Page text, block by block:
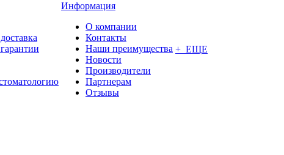
Информация
О компании
Контакты
Наши преимущества
Новости
Производители
Партнерам
Отзывы
+ ЕЩЕ